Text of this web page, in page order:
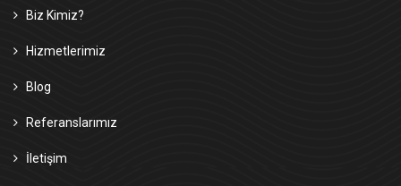
Biz Kimiz?
Hizmetlerimiz
Blog
Referanslarımız
İletişim